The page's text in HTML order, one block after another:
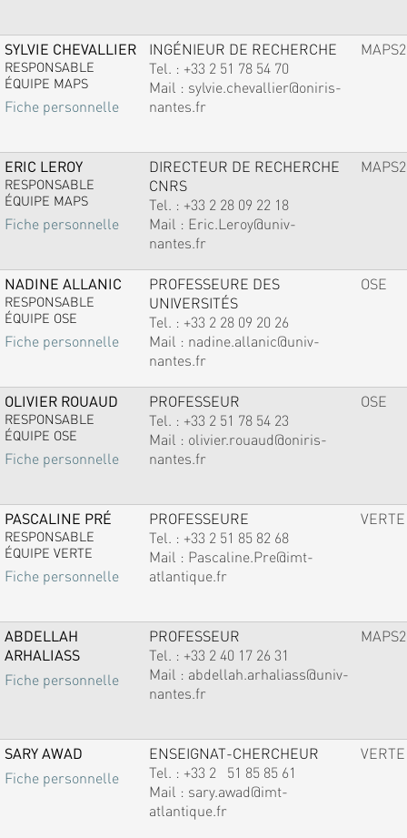
SYLVIE CHEVALLIER
RESPONSABLE
ÉQUIPE MAPS
Fiche personnelle
INGÉNIEUR DE RECHERCHE
Tel. : +33 2 51 78 54 70
Mail : sylvie.chevallier@oniris-
nantes.fr
MAPS2
ERIC LEROY
RESPONSABLE
ÉQUIPE MAPS
Fiche personnelle
DIRECTEUR DE RECHERCHE
CNRS
Tel. : +33 2 28 09 22 18
Mail : Eric.Leroy@univ-
nantes.fr
MAPS2
NADINE ALLANIC
RESPONSABLE
ÉQUIPE OSE
Fiche personnelle
PROFESSEURE DES
UNIVERSITÉS
Tel. : +33 2 28 09 20 26
Mail : nadine.allanic@univ-
nantes.fr
OSE
OLIVIER ROUAUD
RESPONSABLE
ÉQUIPE OSE
Fiche personnelle
PROFESSEUR
Tel. : +33 2 51 78 54 23
Mail : olivier.rouaud@oniris-
nantes.fr
OSE
PASCALINE PRÉ
RESPONSABLE
ÉQUIPE VERTE
Fiche personnelle
PROFESSEURE
Tel. : +33 2 51 85 82 68
Mail : Pascaline.Pre@imt-
atlantique.fr
VERTE
ABDELLAH
ARHALIASS
Fiche personnelle
PROFESSEUR
Tel. : +33 2 40 17 26 31
Mail : abdellah.arhaliass@univ-
nantes.fr
MAPS2
SARY AWAD
Fiche personnelle
ENSEIGNAT-CHERCHEUR
Tel. : +33 2 51 85 85 61
Mail : sary.awad@imt-
atlantique.fr
VERTE